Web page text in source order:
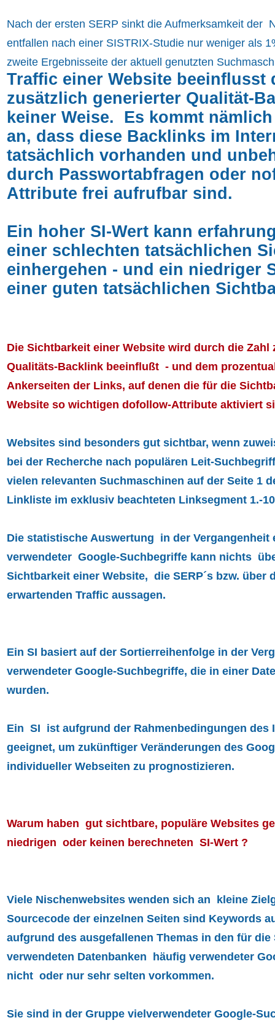
Nach der ersten SERP sinkt die Aufmerksamkeit der
entfallen nach einer SISTRIX-Studie nur weniger als
zweite Ergebnisseite der aktuell genutzten
Traffic einer Website beeinflusst
zusätzlich generierter Qualität-
keiner Weise. Es kommt
an, dass diese Backlinks im
tatsächlich vorhanden und
durch Passwortabfragen oder
Attribute frei aufrufbar sind.
Ein hoher SI-Wert kann
einer schlechten tatsächlichen
einhergehen - und ein niedriger
einer guten tatsächlichen
Die Sichtbarkeit einer Website wird durch die Zahl
Qualitäts-Backlink beeinflußt - und dem
Ankerseiten der Links, auf denen die für die
Website so wichtigen dofollow-Attribute aktiviert
Websites sind besonders gut sichtbar, wenn
bei der Recherche nach populären Leit-
vielen relevanten Suchmaschinen auf der Seite 1
Linkliste im exklusiv beachteten Linksegment 1.-
Die statistische Auswertung in der Vergangenheit
verwendeter Google-Suchbegriffe kann nichts
Sichtbarkeit einer Website, die SERP´s bzw. über
erwartenden Traffic aussagen.
Ein SI basiert auf der Sortierreihenfolge in der
verwendeter Google-Suchbegriffe, die in einer
wurden.
Ein SI ist aufgrund der Rahmenbedingungen des
geeignet, um zukünftiger Veränderungen des
individueller Webseiten zu prognostizieren.
Warum haben gut sichtbare, populäre Websites
niedrigen oder keinen berechneten SI-Wert ?
Viele Nischenwebsites wenden sich an kleine
Sourcecode der einzelnen Seiten sind Keywords
aufgrund des ausgefallenen Themas in den für die
verwendeten Datenbanken häufig verwendeter
nicht oder nur sehr selten vorkommen.
Sie sind in der Gruppe vielverwendeter Google-